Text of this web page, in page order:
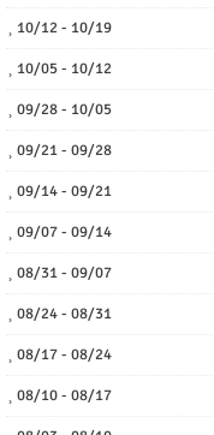
10/12 - 10/19
10/05 - 10/12
09/28 - 10/05
09/21 - 09/28
09/14 - 09/21
09/07 - 09/14
08/31 - 09/07
08/24 - 08/31
08/17 - 08/24
08/10 - 08/17